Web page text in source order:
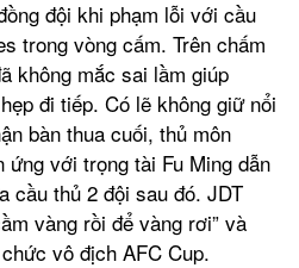
đội khi phạm lỗi với cầu
trong vòng cấm. Trên chấm
không mắc sai lầm giúp
đi tiếp. Có lẽ không giữ nổi
bàn thua cuối, thủ môn
ứng với trọng tài Fu Ming dẫn
cầu thủ 2 đội sau đó. JDT
vàng rồi để vàng rơi” và
vô địch AFC Cup.